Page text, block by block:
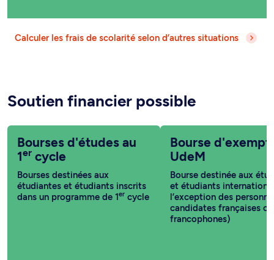
Calculer les frais de scolarité selon d’autres situations
Soutien financier possible
Bourses d'études au
1er cycle
Bourses destinées aux
étudiantes et étudiants inscrits
dans un programme de 1er cycle
Bourse
UdeM
Bourse destinée aux
et étudiants
l’exception des
candidates françaises
francophones)